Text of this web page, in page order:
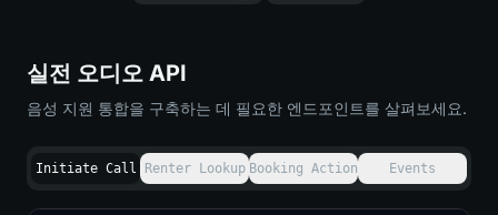
실전 오디오 API
음성 지원 통합을 구축하는 데 필요한 엔드포인트를 살펴보세요.
Initiate Call Renter Lookup Booking Action Events